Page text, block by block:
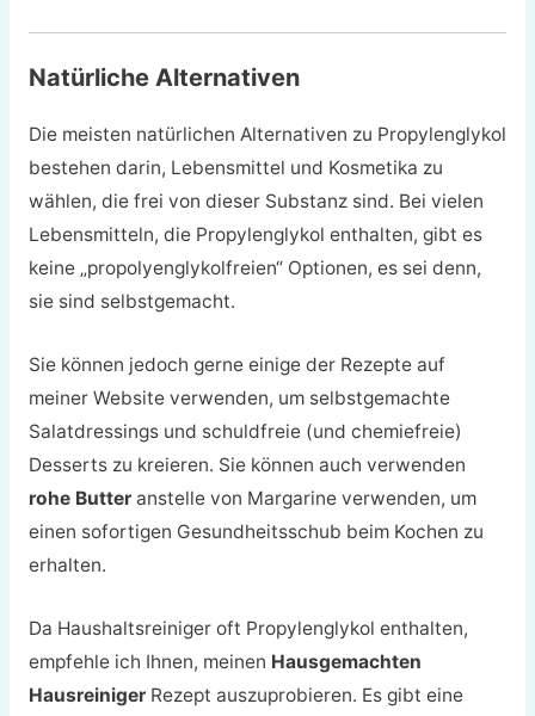
Natürliche Alternativen
Die meisten natürlichen Alternativen zu Propylenglykol
bestehen darin, Lebensmittel und Kosmetika zu
wählen, die frei von dieser Substanz sind. Bei vielen
Lebensmitteln, die Propylenglykol enthalten, gibt es
keine „propolyenglykolfreien“ Optionen, es sei denn,
sie sind selbstgemacht.
Sie können jedoch gerne einige der Rezepte auf
meiner Website verwenden, um selbstgemachte
Salatdressings und schuldfreie (und chemiefreie)
Desserts zu kreieren. Sie können auch verwenden
rohe Butteranstelle von Margarine verwenden, um
einen sofortigen Gesundheitsschub beim Kochen zu
erhalten.
Da Haushaltsreiniger oft Propylenglykol enthalten,
empfehle ich Ihnen, meinen Hausgemachten
HausreinigerRezept auszuprobieren. Es gibt eine